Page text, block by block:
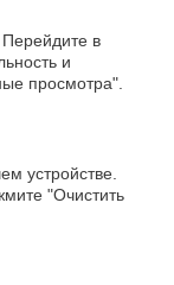
Перейдите в
и
просмотра".
устройстве.
"Очистить